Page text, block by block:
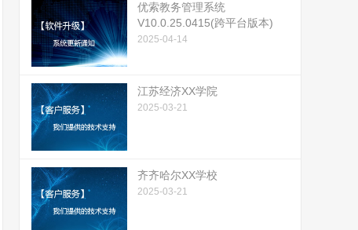
优索教务管理系统
V10.0.25.0415(跨平台版本)
2025-04-14
江苏经济XX学院
2025-03-21
齐齐哈尔XX学校
2025-03-21